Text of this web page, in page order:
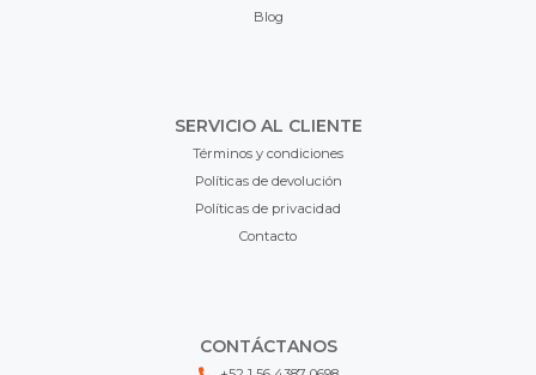
Blog
SERVICIO AL CLIENTE
Términos y condiciones
Políticas de devolución
Políticas de privacidad
Contacto
CONTÁCTANOS